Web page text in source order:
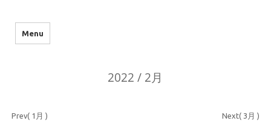
Menu
2022 / 2月
Prev( 1月 ) Next( 3月 )